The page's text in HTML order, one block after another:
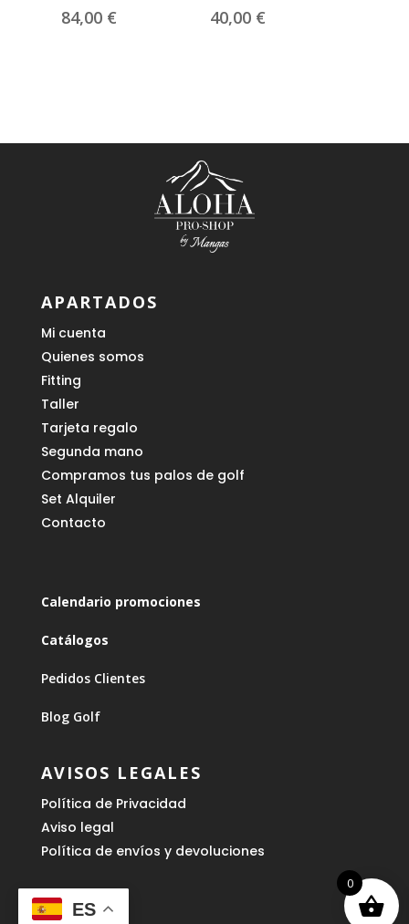
84,00 € 40,00 €
APARTADOS
Mi cuenta
Quienes somos
Fitting
Taller
Tarjeta regalo
Segunda mano
Compramos tus palos de golf
Set Alquiler
Contacto
Calendario promociones
Catálogos
Pedidos Clientes
Blog Golf
AVISOS LEGALES
Política de Privacidad
Aviso legal
Política de envíos y devoluciones
ES
0